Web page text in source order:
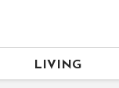
LIVING